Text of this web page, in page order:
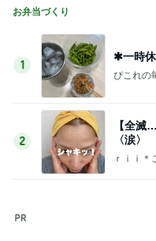
お弁当づくり
1
✱一時
ぴこれの
2
【全滅
〈涙〉
ｒｉｉ＊